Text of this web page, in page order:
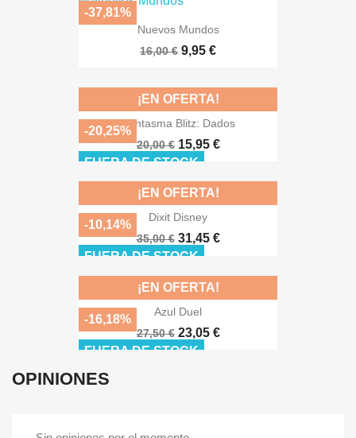
Nuevos Mundos
16,00 € 9,95 €
-37,81%
Fantasma Blitz: Dados
20,00 € 15,95 €
¡EN OFERTA!
-20,25%
FUERA DE STOCK
Dixit Disney
35,00 € 31,45 €
¡EN OFERTA!
-10,14%
FUERA DE STOCK
Azul Duel
27,50 € 23,05 €
¡EN OFERTA!
-16,18%
FUERA DE STOCK
OPINIONES